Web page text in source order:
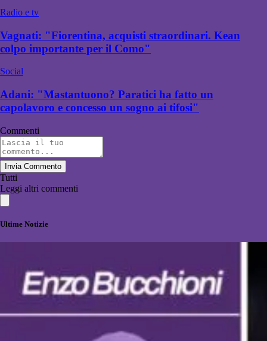
Radio e tv
Vagnati: "Fiorentina, acquisti straordinari. Kean
colpo importante per il Como"
Social
Adani: "Mastantuono? Paratici ha fatto un
capolavoro e concesso un sogno ai tifosi"
Commenti
Invia Commento
Tutti
Leggi altri commenti
Ultime Notizie